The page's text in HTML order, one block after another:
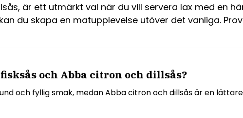
är ett utmärkt val när du vill servera lax med en
du skapa en matupplevelse utöver det vanliga.
och Abba citron och dillsås?
och fyllig smak, medan Abba citron och dillsås är en